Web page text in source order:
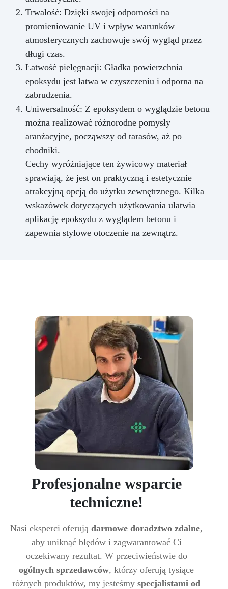
Trwałość: Dzięki swojej odporności na
promieniowanie UV i wpływ warunków
atmosferycznych zachowuje swój wygląd przez
długi czas.
Łatwość pielęgnacji: Gładka powierzchnia
epoksydu jest łatwa w czyszczeniu i odporna na
zabrudzenia.
Uniwersalność: Z epoksydem o wyglądzie betonu
można realizować różnorodne pomysły
aranżacyjne, począwszy od tarasów, aż po
chodniki.
Cechy wyróżniające ten żywicowy materiał
sprawiają, że jest on praktyczną i estetycznie
atrakcyjną opcją do użytku zewnętrznego. Kilka
wskazówek dotyczących użytkowania ułatwia
aplikację epoksydu z wyglądem betonu i
zapewnia stylowe otoczenie na zewnątrz.
Profesjonalne wsparcie
techniczne!
Nasi eksperci oferują darmowe doradztwo zdalne,
aby uniknąć błędów i zagwarantować Ci
oczekiwany rezultat. W przeciwieństwie do
ogólnych sprzedawców, którzy oferują tysiące
różnych produktów, my jesteśmy specjalistami od